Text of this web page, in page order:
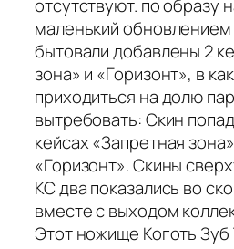
отсутствуют. по образу
маленький обновлением
бытовали добавлены 2
зона» и «Горизонт», в
приходиться на долю
вытребовать: Скин
кейсах «Запретная
«Горизонт». Скины
КС два показались во
вместе с выходом
Этот ножище Коготь Зуб